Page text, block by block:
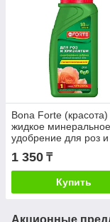
Bona Forte (красота)
жидкое минеральное
удобрение для роз и
хризантем, 285мл
1 350 ₸
Купить